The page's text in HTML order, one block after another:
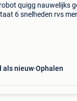
quigg nauwelijks
6 snelheden rvs
als nieuw Ophalen